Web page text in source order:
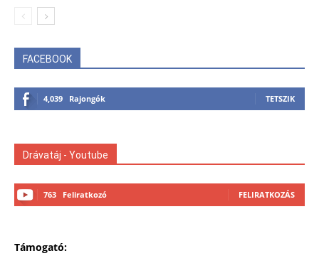
FACEBOOK
4,039 Rajongók TETSZIK
Drávatáj - Youtube
763 Feliratkozó FELIRATKOZÁS
Támogató: